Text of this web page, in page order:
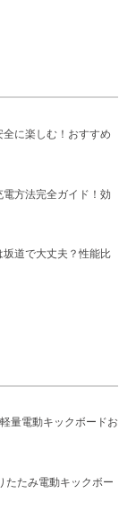
全に楽しむ！おすすめ
電方法完全ガイド！効
坂道で大丈夫？性能比
量電動キックボードお
たたみ電動キックボー